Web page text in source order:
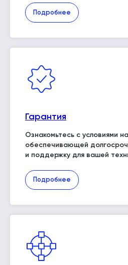
Подробнее
Гарантия
Ознакомьтесь с условиями
обеспечивающей
и поддержку для вашей
Подробнее